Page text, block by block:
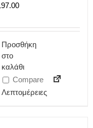
Προσθήκη
στο
καλάθι
Compare
Λεπτομέρειες